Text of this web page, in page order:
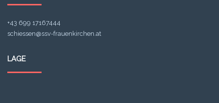
+43 699 17167444
schiessen@ssv-frauenkirchen.at
LAGE